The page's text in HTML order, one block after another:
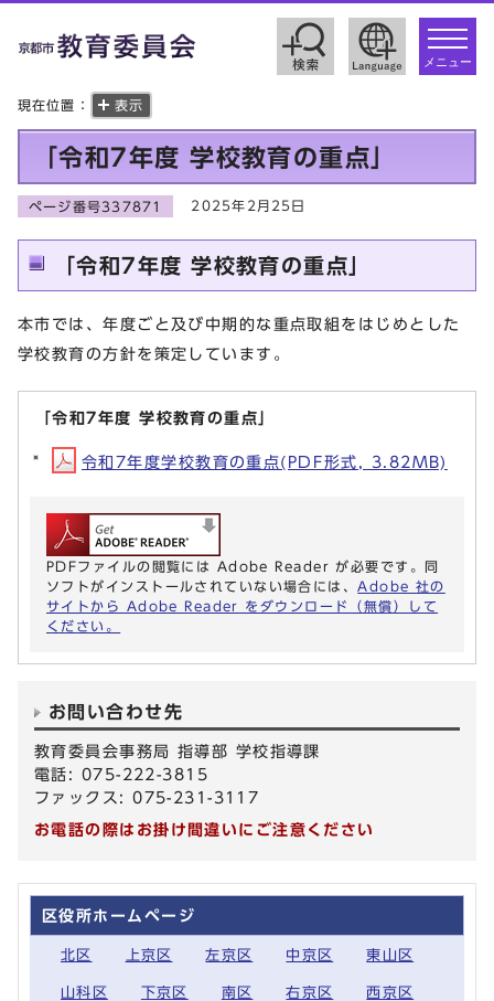
toggle
メニュー
現在位置： 表示
「令和7年度 学校教育の重点」
ページ番号337871 2025年2月25日
「令和7年度 学校教育の重点」
本市では、年度ごと及び中期的な重点取組をはじめとした
学校教育の方針を策定しています。
「令和7年度 学校教育の重点」
令和7年度学校教育の重点(PDF形式, 3.82MB)
PDFファイルの閲覧には Adobe Reader が必要です。同
ソフトがインストールされていない場合には、 Adobe 社の
サイトから Adobe Reader をダウンロード（無償）して
ください。
お問い合わせ先
教育委員会事務局 指導部 学校指導課
電話: 075-222-3815
ファックス: 075-231-3117
お電話の際はお掛け間違いにご注意ください
区役所ホームページ
北区 上京区 左京区 中京区 東山区
山科区 下京区 南区 右京区 西京区